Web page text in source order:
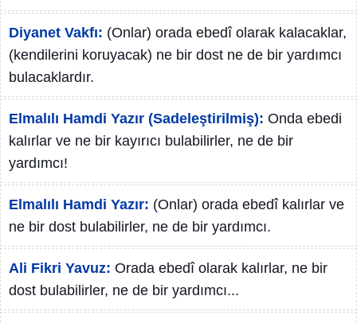
Diyanet Vakfı: (Onlar) orada ebedî olarak kalacaklar,
(kendilerini koruyacak) ne bir dost ne de bir yardımcı
bulacaklardır.
Elmalılı Hamdi Yazır (Sadeleştirilmiş): Onda ebedi
kalırlar ve ne bir kayırıcı bulabilirler, ne de bir
yardımcı!
Elmalılı Hamdi Yazır: (Onlar) orada ebedî kalırlar ve
ne bir dost bulabilirler, ne de bir yardımcı.
Ali Fikri Yavuz: Orada ebedî olarak kalırlar, ne bir
dost bulabilirler, ne de bir yardımcı...